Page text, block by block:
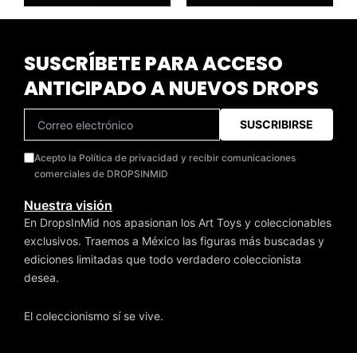
SUSCRÍBETE PARA ACCESO
ANTICIPADO A NUEVOS DROPS
SUSCRIBIRSE
Acepto la Política de privacidad y recibir comunicaciones
comerciales de DROPSINMID
Nuestra visión
En DropsInMid nos apasionan los Art Toys y coleccionables
exclusivos. Traemos a México las figuras más buscadas y
ediciones limitadas que todo verdadero coleccionista
desea.
El coleccionismo sí se vive.